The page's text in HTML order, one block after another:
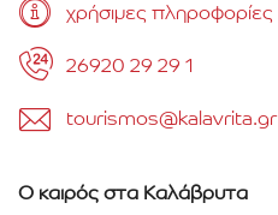
χρήσιμες πληροφορίες
26920 29 29 1
tourismos@kalavrita.gr
Ο καιρός στα Καλάβρυτα